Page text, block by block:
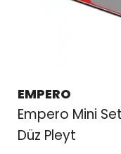
EMPERO
Empero Mini
Düz Pleyt